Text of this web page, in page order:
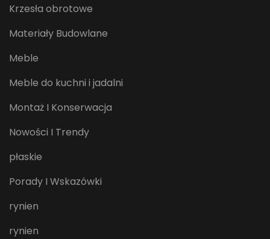
Krzesła obrotowe
Materiały Budowlane
Meble
Meble do kuchni i jadalni
Montaż I Konserwacja
Nowości I Trendy
płaskie
Porady I Wskazówki
rynien
rynien